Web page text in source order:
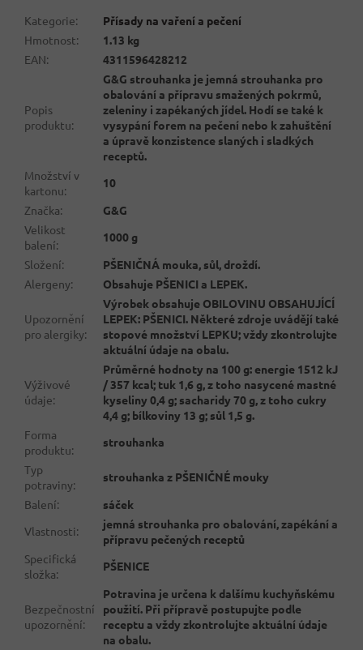
Kategorie:
Přísady na vaření a pečení
Hmotnost:
1.13 kg
EAN: 4311596428212
Popis
produktu:
G&G strouhanka je jemná strouhanka pro
obalování a přípravu smažených pokrmů,
zeleniny i zapékaných jídel. Hodí se také k
vysypání forem na pečení nebo k zahuštění
a úpravě konzistence slaných i sladkých
receptů.
Množství v
kartonu:
10
Značka:
G&G
Velikost
balení:
1000 g
Složení:
PŠENIČNÁ mouka, sůl, droždí.
Alergeny: Obsahuje PŠENICI a LEPEK.
Upozornění
pro alergiky:
Výrobek obsahuje OBILOVINU OBSAHUJÍCÍ
LEPEK: PŠENICI. Některé zdroje uvádějí také
stopové množství LEPKU; vždy zkontrolujte
aktuální údaje na obalu.
Výživové
údaje:
Průměrné hodnoty na 100 g: energie 1512 kJ
/ 357 kcal; tuk 1,6 g, z toho nasycené mastné
kyseliny 0,4 g; sacharidy 70 g, z toho cukry
4,4 g; bílkoviny 13 g; sůl 1,5 g.
Forma
produktu:
strouhanka
Typ
potraviny:
strouhanka z PŠENIČNÉ mouky
Balení:
sáček
Vlastnosti:
jemná strouhanka pro obalování, zapékání a
přípravu pečených receptů
Specifická
složka:
PŠENICE
Bezpečnostní
upozornění:
Potravina je určena k dalšímu kuchyňskému
použití. Při přípravě postupujte podle
receptu a vždy zkontrolujte aktuální údaje
na obalu.